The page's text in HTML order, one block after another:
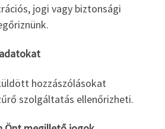
jogi vagy biztonsági
hozzászólásokat
szolgáltatás ellenőrizheti.